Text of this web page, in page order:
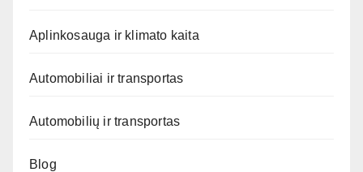
Aplinkosauga ir klimato kaita
Automobiliai ir transportas
Automobilių ir transportas
Blog